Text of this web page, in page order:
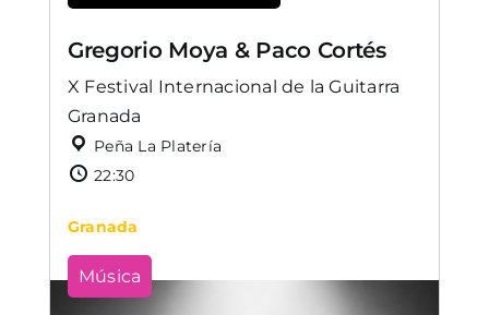
Gregorio Moya & Paco Cortés
X Festival Internacional de la Guitarra
Granada
Peña La Platería
22:30
Granada
Música